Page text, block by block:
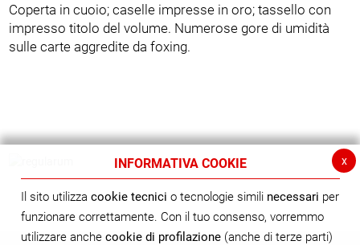
Coperta in cuoio; caselle impresse in oro; tassello con
impresso titolo del volume. Numerose gore di umidità
sulle carte aggredite da foxing.
x
INFORMATIVA COOKIE
Il sito utilizza cookie tecnici o tecnologie simili necessari per
funzionare correttamente. Con il tuo consenso, vorremmo
utilizzare anche cookie di profilazione(anche di terze parti)